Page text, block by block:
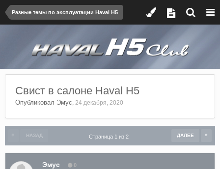
Разные темы по эксплуатации Haval H5
Cвист в салоне Haval H5
Опубликовал Эмус, 24 декабря, 2020
НАЗАД ДАЛЕЕ
Страница 1 из 2
Эмус 0